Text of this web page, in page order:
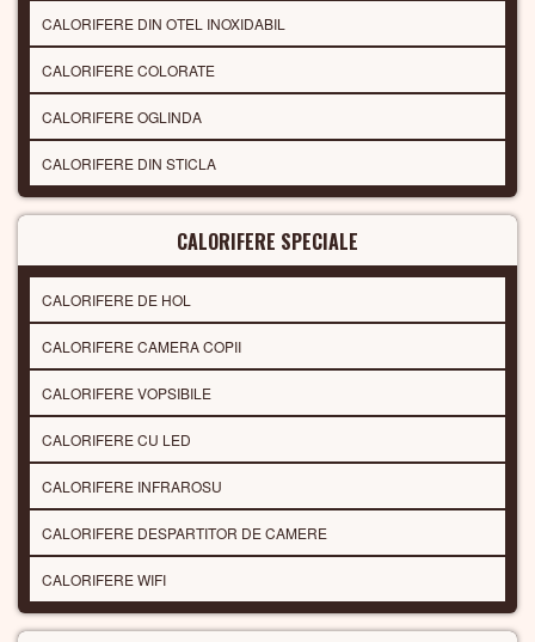
CALORIFERE DIN OTEL INOXIDABIL
CALORIFERE COLORATE
CALORIFERE OGLINDA
CALORIFERE DIN STICLA
CALORIFERE SPECIALE
CALORIFERE DE HOL
CALORIFERE CAMERA COPII
CALORIFERE VOPSIBILE
CALORIFERE CU LED
CALORIFERE INFRAROSU
CALORIFERE DESPARTITOR DE CAMERE
CALORIFERE WIFI